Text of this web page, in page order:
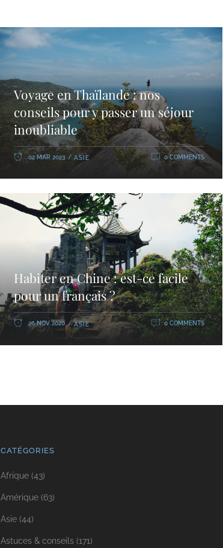
Voyage en Thaïlande : nos
conseils pour y passer un séjour
inoubliable
02 MAR 2023 ASIE 0 COMMENTS
Habiter en Chine : est-ce facile
pour un français ?
26 NOV 2020 ASIE 0 COMMENTS
CATÉGORIES
Afrique(43)
Amérique(63)
Asie(44)
Astuces & conseils (171)